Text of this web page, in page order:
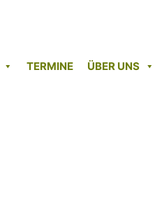
TERMINE ÜBER UNS